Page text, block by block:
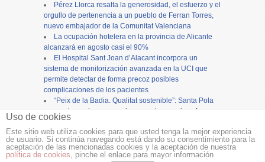
Pérez Llorca resalta la generosidad, el esfuerzo y el
orgullo de pertenencia a un pueblo de Ferran Torres,
nuevo embajador de la Comunitat Valenciana
La ocupación hotelera en la provincia de Alicante
alcanzará en agosto casi el 90%
El Hospital Sant Joan d’Alacant incorpora un
sistema de monitorización avanzada en la UCI que
permite detectar de forma precoz posibles
complicaciones de los pacientes
“Peix de la Badia. Qualitat sostenible”: Santa Pola
promociona el consumo de pescado y marisco fresco
Un agosto distinto. ¡Qué grande es España!
Copyright ©12tvy12endigital.es
Uso de cookies
Este sitio web utiliza cookies para que usted tenga la mejor experiencia
de usuario. Si continúa navegando está dando su consentimiento para la
aceptación de las mencionadas cookies y la aceptación de nuestra
política de cookies, pinche el enlace para mayor información